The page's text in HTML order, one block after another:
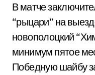
В матче
“рыцари” на
новополоцкий
минимум пятое
Победную шайбу